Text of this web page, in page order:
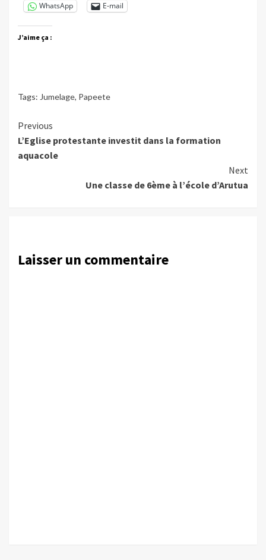
WhatsApp
E-mail
J’aime ça :
Tags: Jumelage, Papeete
Continue
Reading
Previous
L’Eglise protestante investit dans la formation
aquacole
Next
Une classe de 6ème à l’école d’Arutua
Laisser un commentaire